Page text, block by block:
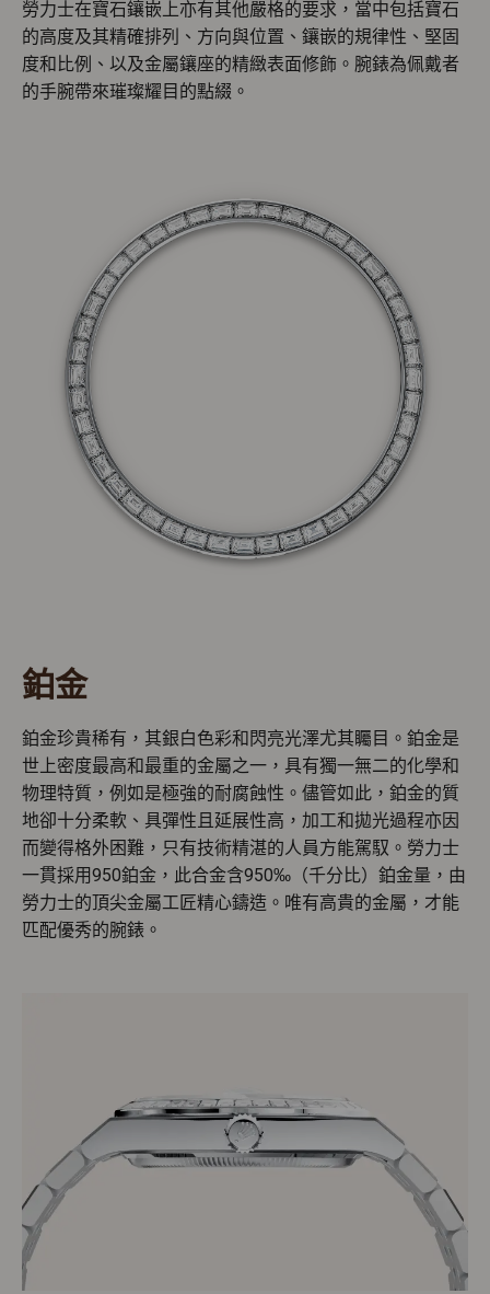
勞力士在寶石鑲嵌上亦有其他嚴格的要求，當中包括寶石
的高度及其精確排列、方向與位置、鑲嵌的規律性、堅固
度和比例、以及金屬鑲座的精緻表面修飾。腕錶為佩戴者
的手腕帶來璀璨耀目的點綴。
鉑金
鉑金珍貴稀有，其銀白色彩和閃亮光澤尤其矚目。鉑金是
世上密度最高和最重的金屬之一，具有獨一無二的化學和
物理特質，例如是極強的耐腐蝕性。儘管如此，鉑金的質
地卻十分柔軟、具彈性且延展性高，加工和拋光過程亦因
而變得格外困難，只有技術精湛的人員方能駕馭。勞力士
一貫採用950鉑金，此合金含950‰（千分比）鉑金量，由
勞力士的頂尖金屬工匠精心鑄造。唯有高貴的金屬，才能
匹配優秀的腕錶。